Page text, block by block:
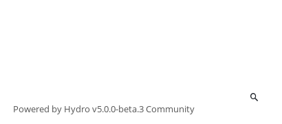
Powered by Hydro v5.0.0-beta.3Community